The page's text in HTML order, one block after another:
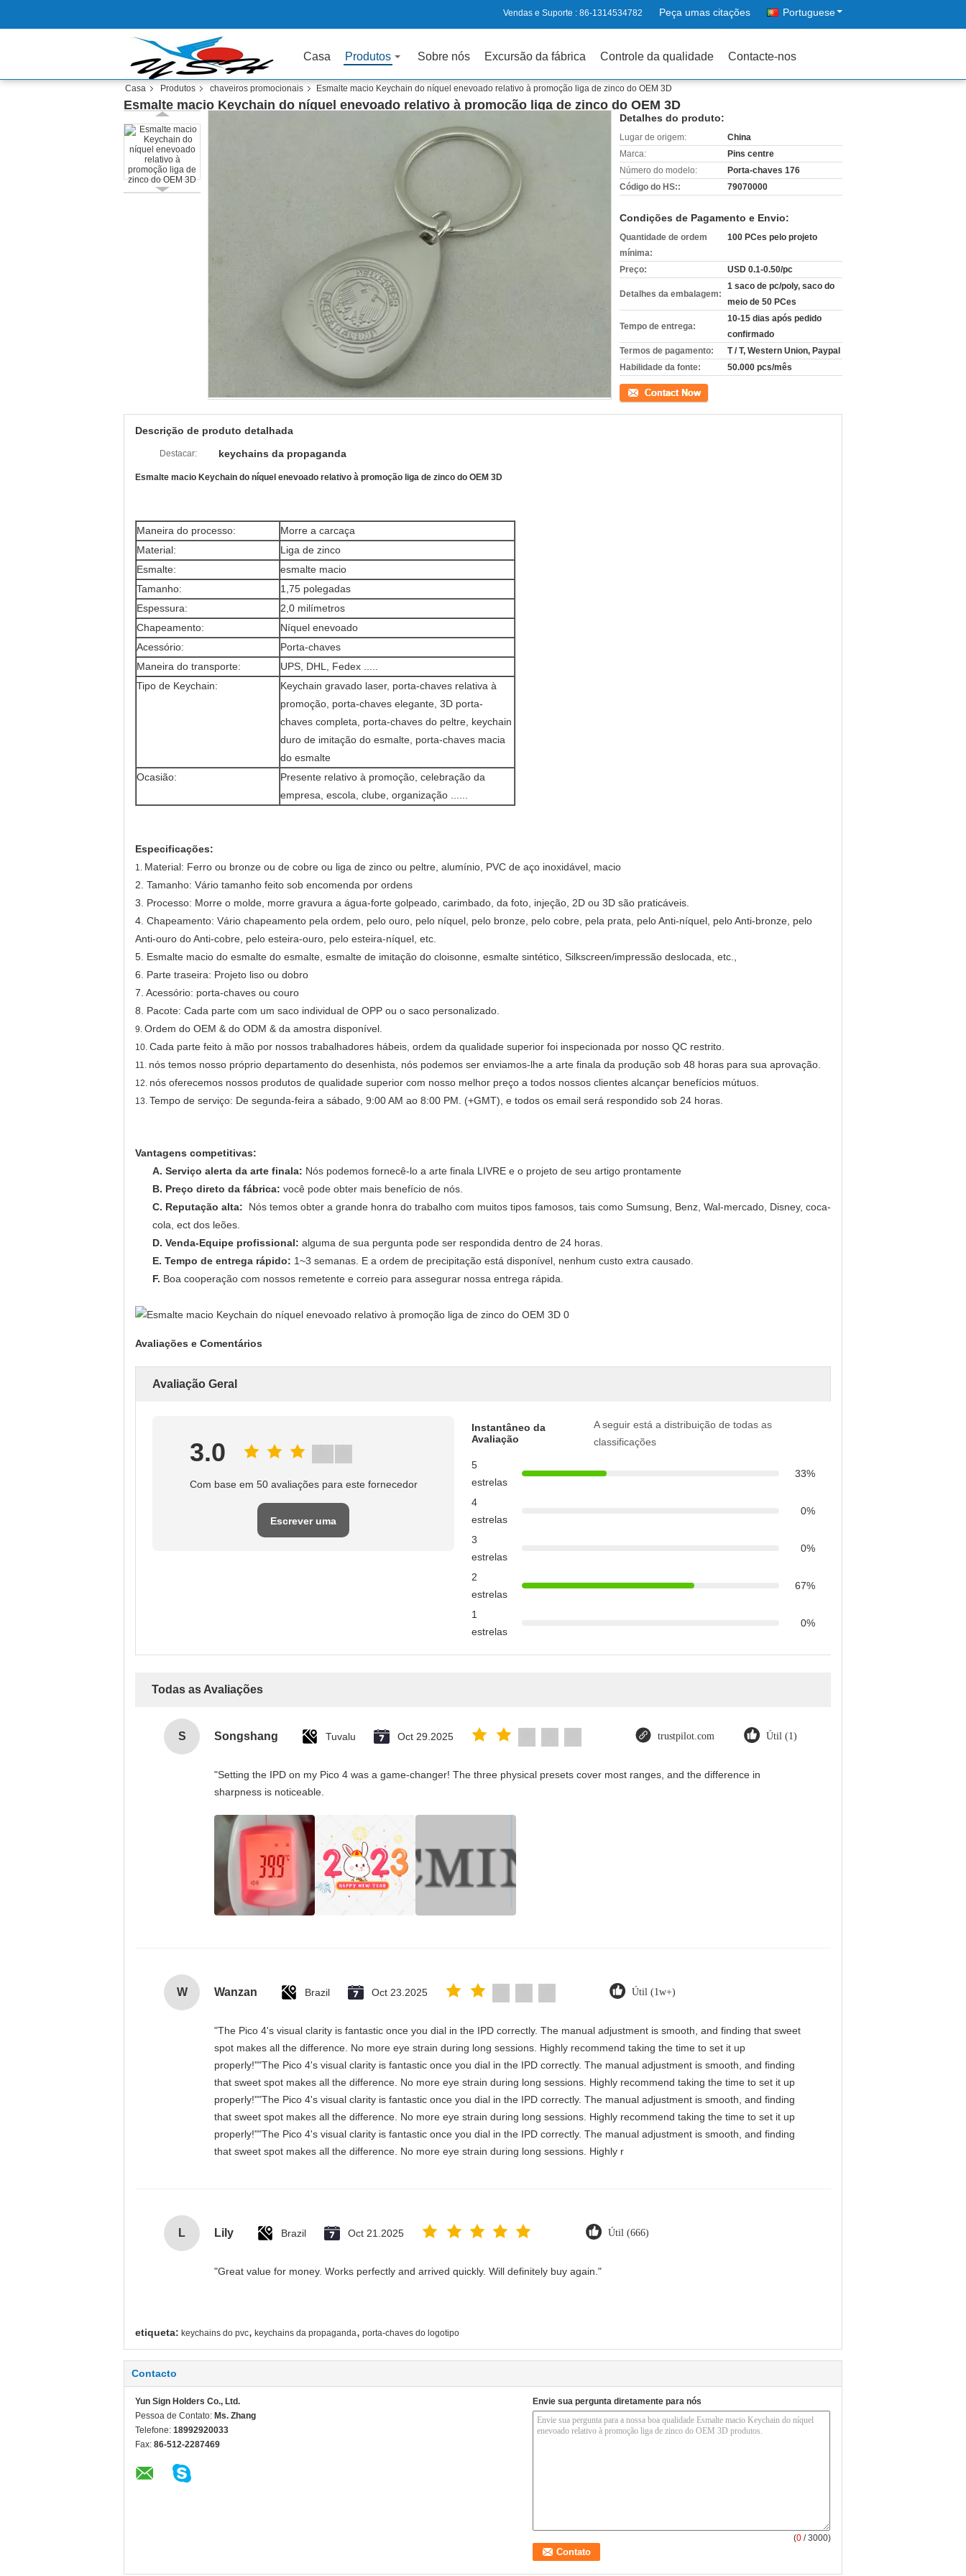
Vendas e Suporte : 86-1314534782 Peça umas citações Portuguese
Casa Produtos Sobre nós Excursão da fábrica Controle da qualidade Contacte-nos
Casa Produtos chaveiros promocionais Esmalte macio Keychain do níquel enevoado relativo à promoção liga de zinco do OEM 3D
Esmalte macio Keychain do níquel enevoado relativo à promoção liga de zinco do OEM 3D
Detalhes do produto:
Lugar de origem:
China
Marca:
Pins centre
Número do modelo:
Porta-chaves 176
Código do HS::
79070000
Condições de Pagamento e Envio:
Quantidade de ordem
mínima:
100 PCes pelo projeto
Preço: USD 0.1-0.50/pc
Detalhes da embalagem:
1 saco de pc/poly, saco do
meio de 50 PCes
Tempo de entrega:
10-15 dias após pedido
confirmado
Termos de pagamento:
T / T, Western Union, Paypal
Habilidade da fonte:
50.000 pcs/mês
Contato
Descrição de produto detalhada
Destacar: keychains da propaganda
Esmalte macio Keychain do níquel enevoado relativo à promoção liga de zinco do OEM 3D
Maneira do processo:
Morre a carcaça
Material:
Liga de zinco
Esmalte:
esmalte macio
Tamanho:
1,75 polegadas
Espessura:
2,0 milímetros
Chapeamento:
Níquel enevoado
Acessório:
Porta-chaves
Maneira do transporte:
UPS, DHL, Fedex .....
Tipo de Keychain:
Keychain gravado laser, porta-chaves relativa à
promoção, porta-chaves elegante, 3D porta-
chaves completa, porta-chaves do peltre, keychain
duro de imitação do esmalte, porta-chaves macia
do esmalte
Ocasião:
Presente relativo à promoção, celebração da
empresa, escola, clube, organização ......
Especificações:
1. Material: Ferro ou bronze ou de cobre ou liga de zinco ou peltre, alumínio, PVC de aço inoxidável, macio
2. Tamanho: Vário tamanho feito sob encomenda por ordens
3. Processo: Morre o molde, morre gravura a água-forte golpeado, carimbado, da foto, injeção, 2D ou 3D são praticáveis.
4. Chapeamento: Vário chapeamento pela ordem, pelo ouro, pelo níquel, pelo bronze, pelo cobre, pela prata, pelo Anti-níquel, pelo Anti-bronze, pelo
Anti-ouro do Anti-cobre, pelo esteira-ouro, pelo esteira-níquel, etc.
5. Esmalte macio do esmalte do esmalte, esmalte de imitação do cloisonne, esmalte sintético, Silkscreen/impressão deslocada, etc.,
6. Parte traseira: Projeto liso ou dobro
7. Acessório: porta-chaves ou couro
8. Pacote: Cada parte com um saco individual de OPP ou o saco personalizado.
9. Ordem do OEM & do ODM & da amostra disponível.
10. Cada parte feito à mão por nossos trabalhadores hábeis, ordem da qualidade superior foi inspecionada por nosso QC restrito.
11. nós temos nosso próprio departamento do desenhista, nós podemos ser enviamos-lhe a arte finala da produção sob 48 horas para sua aprovação.
12. nós oferecemos nossos produtos de qualidade superior com nosso melhor preço a todos nossos clientes alcançar benefícios mútuos.
13. Tempo de serviço: De segunda-feira a sábado, 9:00 AM ao 8:00 PM. (+GMT), e todos os email será respondido sob 24 horas.
Vantagens competitivas:
A. Serviço alerta da arte finala: Nós podemos fornecê-lo a arte finala LIVRE e o projeto de seu artigo prontamente
B. Preço direto da fábrica: você pode obter mais benefício de nós.
C. Reputação alta: Nós temos obter a grande honra do trabalho com muitos tipos famosos, tais como Sumsung, Benz, Wal-mercado, Disney, coca-
cola, ect dos leões.
D. Venda-Equipe profissional: alguma de sua pergunta pode ser respondida dentro de 24 horas.
E. Tempo de entrega rápido: 1~3 semanas. E a ordem de precipitação está disponível, nenhum custo extra causado.
F. Boa cooperação com nossos remetente e correio para assegurar nossa entrega rápida.
Avaliações e Comentários
Avaliação Geral
3.0
Com base em 50 avaliações para este fornecedor
Escrever uma
Instantâneo da
Avaliação
A seguir está a distribuição de todas as
classificações
5
estrelas
33%
4
estrelas
0%
3
estrelas
0%
2
estrelas
67%
1
estrelas
0%
Todas as Avaliações
S Songshang Tuvalu Oct 29.2025 trustpilot.com Útil (1)
"Setting the IPD on my Pico 4 was a game-changer! The three physical presets cover most ranges, and the difference in
sharpness is noticeable.
W Wanzan Brazil Oct 23.2025 Útil (1w+)
"The Pico 4's visual clarity is fantastic once you dial in the IPD correctly. The manual adjustment is smooth, and finding that sweet
spot makes all the difference. No more eye strain during long sessions. Highly recommend taking the time to set it up
properly!""The Pico 4's visual clarity is fantastic once you dial in the IPD correctly. The manual adjustment is smooth, and finding
that sweet spot makes all the difference. No more eye strain during long sessions. Highly recommend taking the time to set it up
properly!""The Pico 4's visual clarity is fantastic once you dial in the IPD correctly. The manual adjustment is smooth, and finding
that sweet spot makes all the difference. No more eye strain during long sessions. Highly recommend taking the time to set it up
properly!""The Pico 4's visual clarity is fantastic once you dial in the IPD correctly. The manual adjustment is smooth, and finding
that sweet spot makes all the difference. No more eye strain during long sessions. Highly r
L Lily Brazil Oct 21.2025 Útil (666)
"Great value for money. Works perfectly and arrived quickly. Will definitely buy again."
etiqueta: keychains do pvc, keychains da propaganda, porta-chaves do logotipo
Contacto
Yun Sign Holders Co., Ltd.
Pessoa de Contato: Ms. Zhang
Telefone: 18992920033
Fax: 86-512-2287469
Envie sua pergunta diretamente para nós
(0 / 3000)